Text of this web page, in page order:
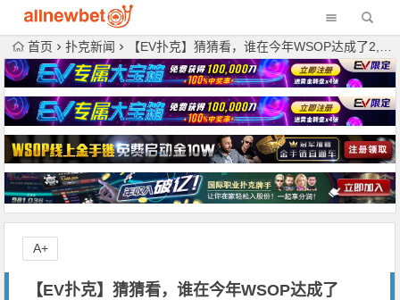
首页 扑克新闻 【EV扑克】猜猜看，谁在今年WSOP达成了2,500万刀总奖励，成为历史第一？
【EV扑克】猜猜看，谁在今年WSOP达成了
A+